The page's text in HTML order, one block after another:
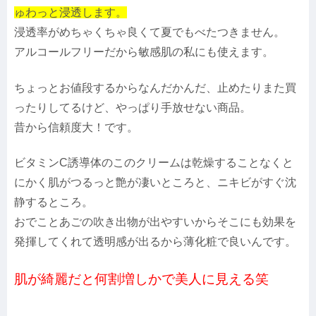
ゅわっと浸透します。
浸透率がめちゃくちゃ良くて夏でもべたつきません。
アルコールフリーだから敏感肌の私にも使えます。
ちょっとお値段するからなんだかんだ、止めたりまた買
ったりしてるけど、やっぱり手放せない商品。
昔から信頼度大！です。
ビタミンC誘導体のこのクリームは乾燥することなくと
にかく肌がつるっと艶が凄いところと、ニキビがすぐ沈
静するところ。
おでことあごの吹き出物が出やすいからそこにも効果を
発揮してくれて透明感が出るから薄化粧で良いんです。
肌が綺麗だと何割増しかで美人に見える笑